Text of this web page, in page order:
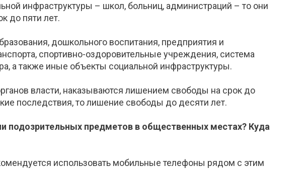
инфраструктуры – школ, больниц, администраций – то они
до пяти лет.
дошкольного воспитания, предприятия и
спортивно-оздоровительные учреждения, система
а также иные объекты социальной инфраструктуры.
власти, наказываются лишением свободы на срок до
последствия, то лишение свободы до десяти лет.
подозрительных предметов в общественных местах? Куда
использовать мобильные телефоны рядом с этим